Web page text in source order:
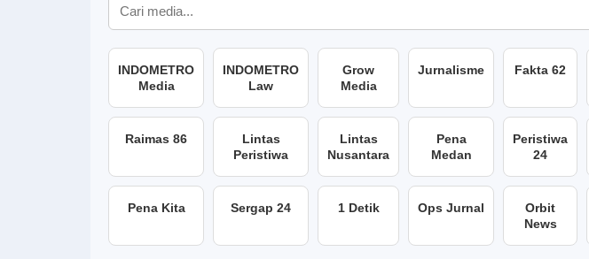
INDOMETRO
Media
INDOMETRO
Law
Grow
Media
Jurnalisme Fakta 62
Raimas 86
Lintas
Peristiwa
Lintas
Nusantara
Pena
Medan
Peristiwa
24
Pena Kita Sergap 24 1 Detik Ops Jurnal
Orbit
News